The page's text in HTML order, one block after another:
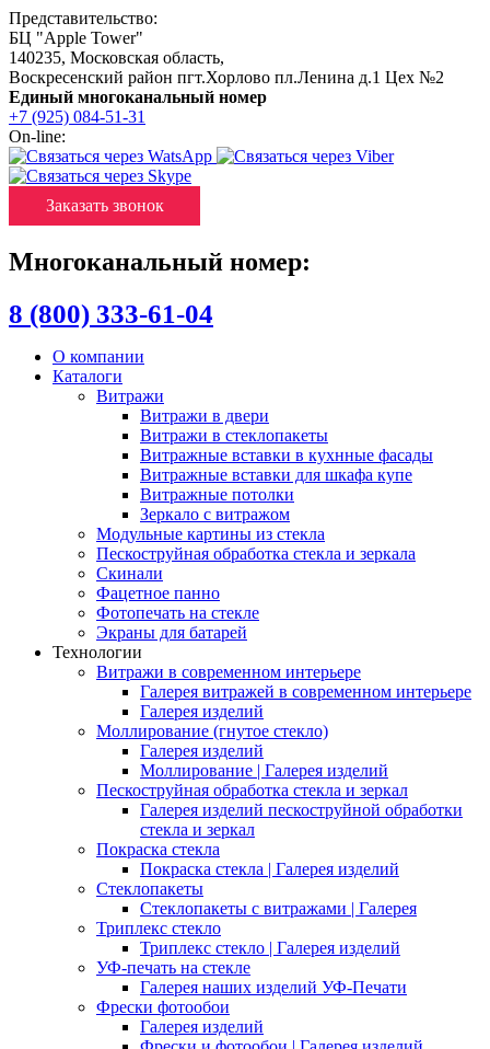
Представительство:
БЦ "Apple Tower"
140235, Московская область,
Воскресенский район пгт.Хорлово пл.Ленина д.1 Цех №2
Единый многоканальный номер
+7 (925) 084-51-31
On-line:
Заказать звонок
Многоканальный номер:
8 (800) 333-61-04
О компании
Каталоги
Витражи
Витражи в двери
Витражи в стеклопакеты
Витражные вставки в кухнные фасады
Витражные вставки для шкафа купе
Витражные потолки
Зеркало с витражом
Модульные картины из стекла
Пескоструйная обработка стекла и зеркала
Скинали
Фацетное панно
Фотопечать на стекле
Экраны для батарей
Технологии
Витражи в современном интерьере
Галерея витражей в современном интерьере
Галерея изделий
Моллирование (гнутое стекло)
Галерея изделий
Моллирование | Галерея изделий
Пескоструйная обработка стекла и зеркал
Галерея изделий пескоструйной обработки
стекла и зеркал
Покраска стекла
Покраска стекла | Галерея изделий
Стеклопакеты
Стеклопакеты с витражами | Галерея
Триплекс стекло
Триплекс стекло | Галерея изделий
УФ-печать на стекле
Галерея наших изделий УФ-Печати
Фрески фотообои
Галерея изделий